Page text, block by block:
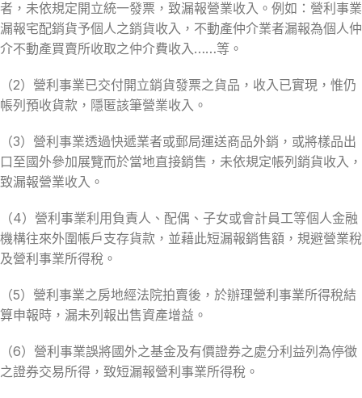
者，未依規定開立統一發票，致漏報營業收入。例如：營利事業
漏報宅配銷貨予個人之銷貨收入，不動產仲介業者漏報為個人仲
介不動產買賣所收取之仲介費收入……等。
（2）營利事業已交付開立銷貨發票之貨品，收入已實現，惟仍
帳列預收貨款，隱匿該筆營業收入。
（3）營利事業透過快遞業者或郵局運送商品外銷，或將樣品出
口至國外參加展覽而於當地直接銷售，未依規定帳列銷貨收入，
致漏報營業收入。
（4）營利事業利用負責人、配偶、子女或會計員工等個人金融
機構往來外圍帳戶支存貨款，並藉此短漏報銷售額，規避營業稅
及營利事業所得稅。
（5）營利事業之房地經法院拍賣後，於辦理營利事業所得稅結
算申報時，漏未列報出售資產增益。
（6）營利事業誤將國外之基金及有價證券之處分利益列為停徵
之證券交易所得，致短漏報營利事業所得稅。